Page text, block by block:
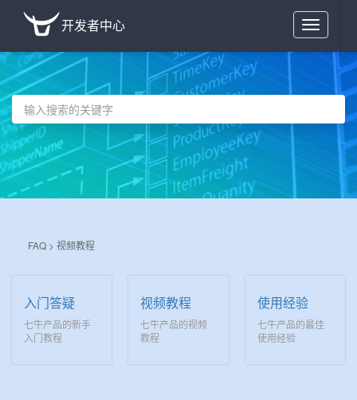
Toggle
navigation
开发者中心
FAQ > 视频教程
入门答疑
七牛产品的新手
入门教程
视频教程
七牛产品的视频
教程
使用经验
七牛产品的最佳
使用经验